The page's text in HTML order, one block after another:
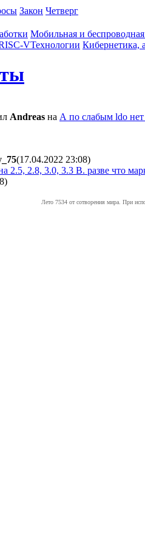
Закон Четверг
Мобильная и беспроводная
VТехнологии Кибернетика,
Andreas на А по слабым ldo нет
(17.04.2022 23:08)
2.5, 2.8, 3.0, 3.3 В. разве что
)
Лето 7534 от сотворения мира. При